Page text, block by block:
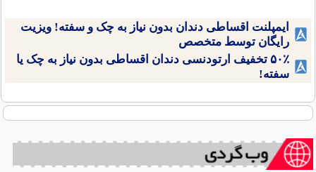
ایمپلنت اقساطی دندان بدون نیاز به چک و سفته! ویزیت
رایگان توسط متخصص
۵۰٪ تخفیف ارتودنسی دندان اقساطی بدون نیاز به چک یا
سفته!